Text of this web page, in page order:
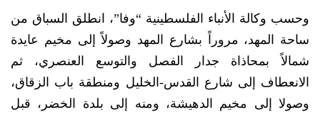
وحسب وكالة الأنباء الفلسطينية “وفا”، انطلق السباق من
ساحة المهد، مروراً بشارع المهد وصولاً إلى مخيم عايدة
شمالاً بمحاذاة جدار الفصل والتوسع العنصري، ثم
الانعطاف إلى شارع القدس-الخليل ومنطقة باب الزقاق،
وصولا إلى مخيم الدهيشة، ومنه إلى بلدة الخضر، قبل